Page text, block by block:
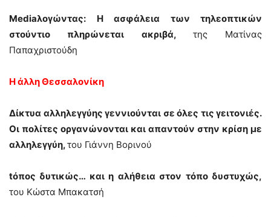
Mediaλογώντας: Η ασφάλεια των τηλεοπτικών
στούντιο πληρώνεται ακριβά, της Ματίνας
Παπαχριστούδη
Η άλλη Θεσσαλονίκη
Δίκτυα αλληλεγγύης γεννιούνται σε όλες τις γειτονιές.
Οι πολίτες οργανώνονται και απαντούν στην κρίση με
αλληλεγγύη,του Γιάννη Βορινού
tόπος δυτικώς… και η αλήθεια στον τόπο δυστυχώς,
του Κώστα Μπακατσή